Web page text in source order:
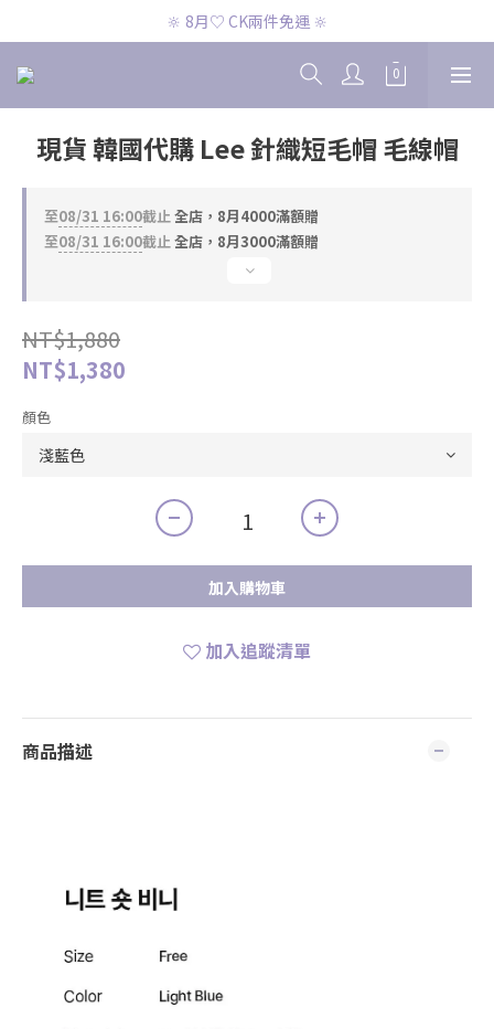
🔆 8月♡ CK兩件免運 🔆
🔆 8月♡ CK兩件免運 🔆
🔆 8月♡ 官網滿2000即免運 🔆
🔆 8月♡ CK兩件免運 🔆
現貨 韓國代購 Lee 針織短毛帽 毛線帽
至08/31 16:00截止全店，8月4000滿額贈
至08/31 16:00截止全店，8月3000滿額贈
NT$1,880
NT$1,380
顏色
加入購物車
加入追蹤清單
商品描述